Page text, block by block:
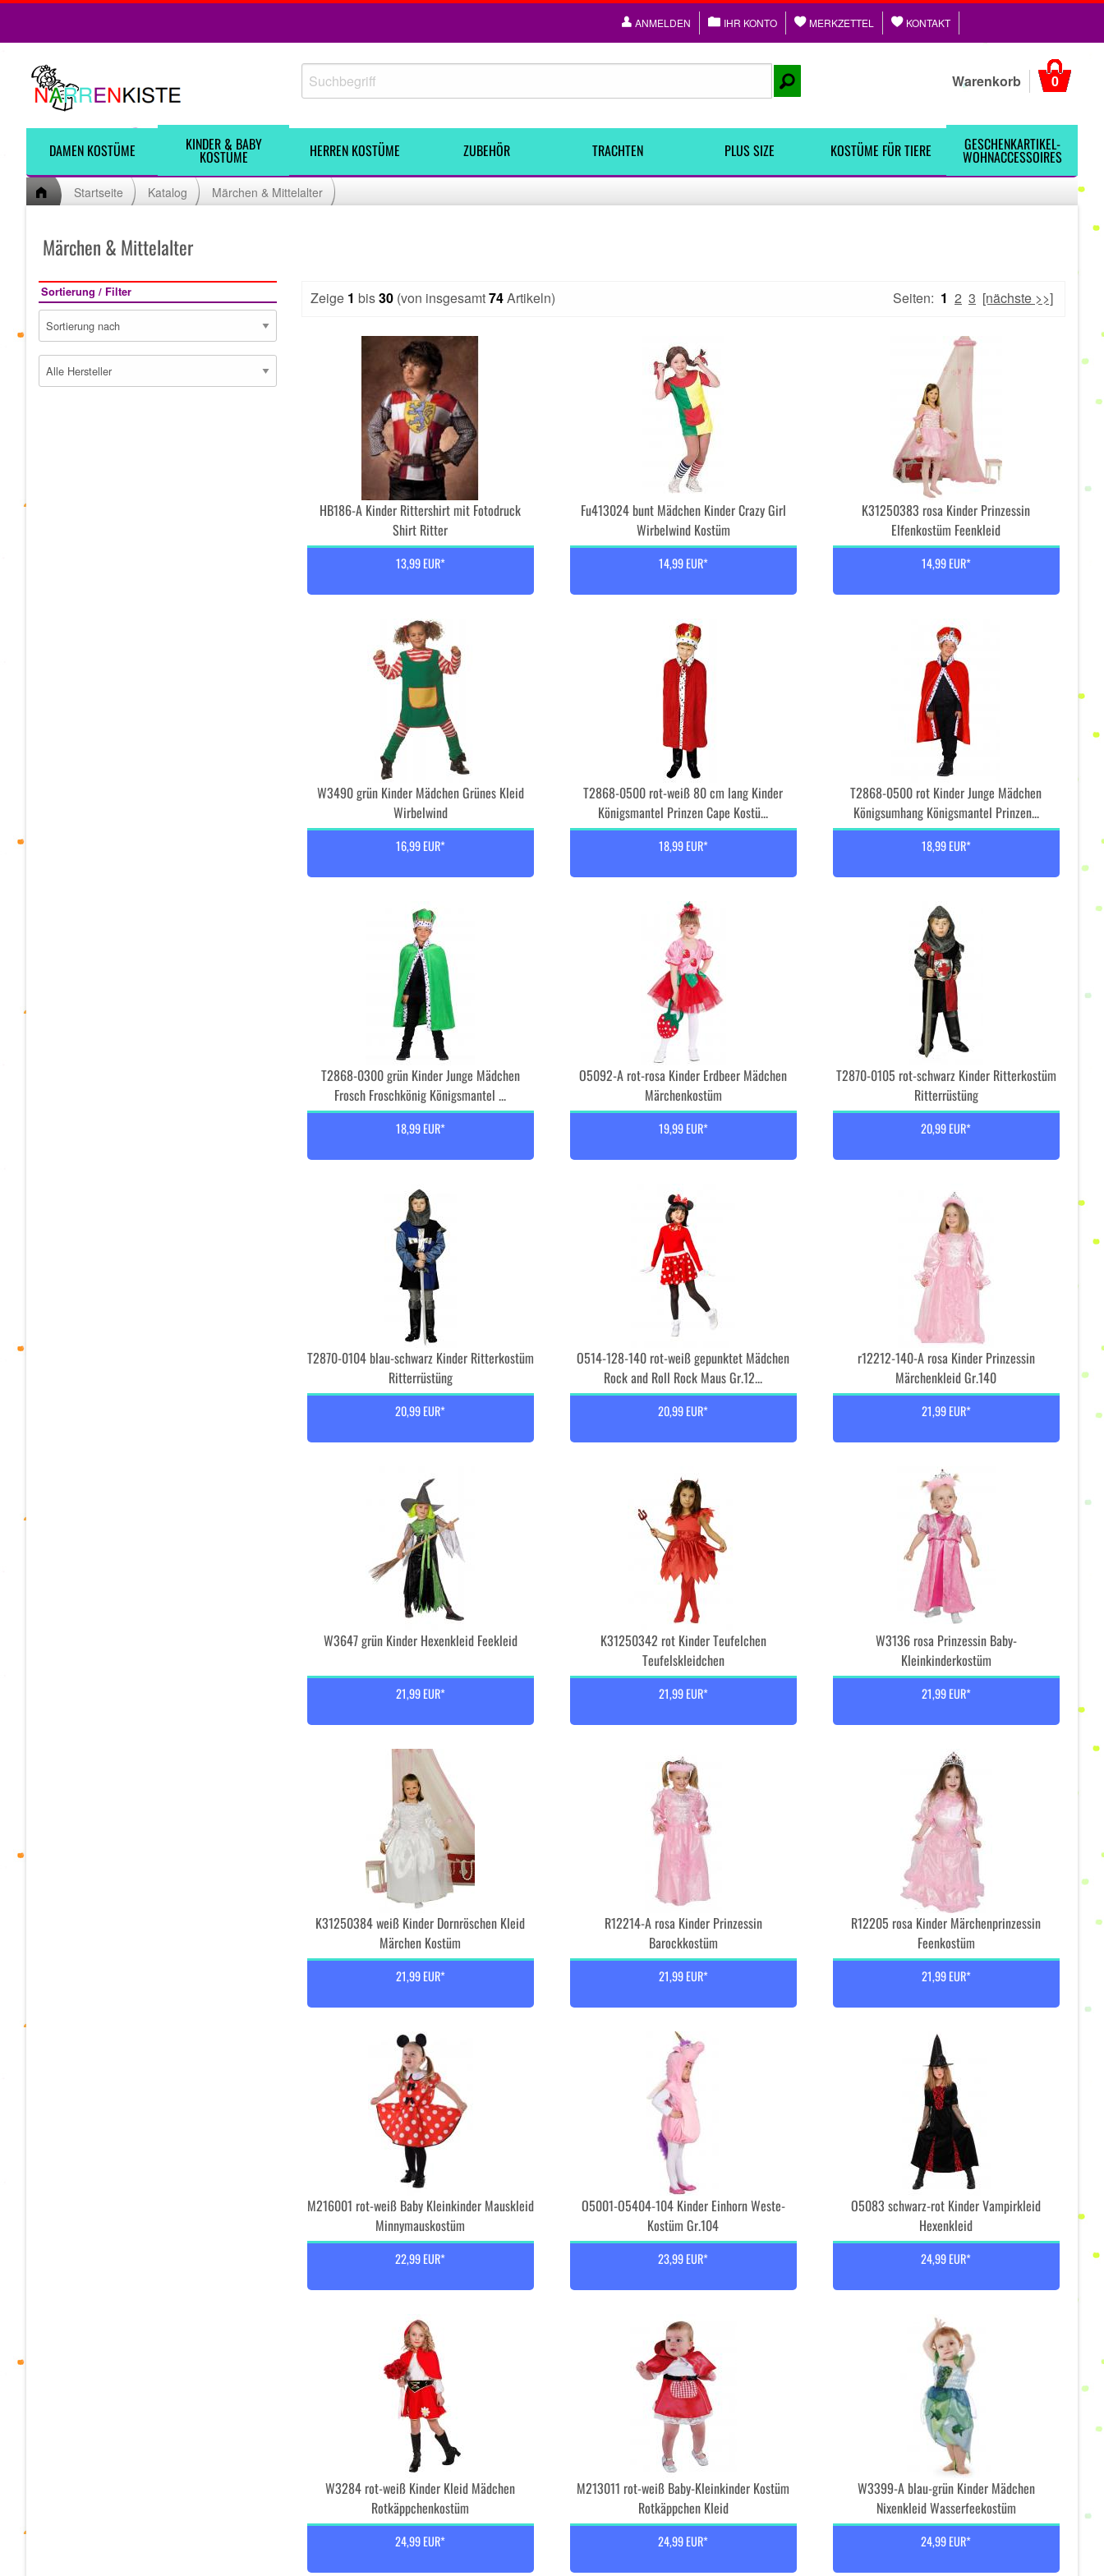
ANMELDEN IHR KONTO MERKZETTEL KONTAKT
Warenkorb 0
DAMEN KOSTÜME KINDER & BABY
KOSTÜME HERREN KOSTÜME ZUBEHÖR TRACHTEN PLUS SIZE KOSTÜME FÜR TIERE GESCHENKARTIKEL-
WOHNACCESSOIRES
Startseite Katalog Märchen & Mittelalter
Märchen & Mittelalter
Sortierung / Filter Zeige 1 bis30 (von insgesamt74Artikeln) Seiten: 1 2 3 [nächste >>]
HB186-A Kinder Rittershirt mit Fotodruck
Shirt Ritter
13,99 EUR*
Fu413024 bunt Mädchen Kinder Crazy Girl
Wirbelwind Kostüm
14,99 EUR*
K31250383 rosa Kinder Prinzessin
Elfenkostüm Feenkleid
14,99 EUR*
W3490 grün Kinder Mädchen Grünes Kleid
Wirbelwind
16,99 EUR*
T2868-0500 rot-weiß 80 cm lang Kinder
Königsmantel Prinzen Cape Kostü...
18,99 EUR*
T2868-0500 rot Kinder Junge Mädchen
Königsumhang Königsmantel Prinzen...
18,99 EUR*
T2868-0300 grün Kinder Junge Mädchen
Frosch Froschkönig Königsmantel ...
18,99 EUR*
O5092-A rot-rosa Kinder Erdbeer Mädchen
Märchenkostüm
19,99 EUR*
T2870-0105 rot-schwarz Kinder Ritterkostüm
Ritterrüstüng
20,99 EUR*
T2870-0104 blau-schwarz Kinder Ritterkostüm
Ritterrüstüng
20,99 EUR*
O514-128-140 rot-weiß gepunktet Mädchen
Rock and Roll Rock Maus Gr.12...
20,99 EUR*
r12212-140-A rosa Kinder Prinzessin
Märchenkleid Gr.140
21,99 EUR*
W3647 grün Kinder Hexenkleid Feekleid
21,99 EUR*
K31250342 rot Kinder Teufelchen
Teufelskleidchen
21,99 EUR*
W3136 rosa Prinzessin Baby-
Kleinkinderkostüm
21,99 EUR*
K31250384 weiß Kinder Dornröschen Kleid
Märchen Kostüm
21,99 EUR*
R12214-A rosa Kinder Prinzessin
Barockkostüm
21,99 EUR*
R12205 rosa Kinder Märchenprinzessin
Feenkostüm
21,99 EUR*
M216001 rot-weiß Baby Kleinkinder Mauskleid
Minnymauskostüm
22,99 EUR*
O5001-O5404-104 Kinder Einhorn Weste-
Kostüm Gr.104
23,99 EUR*
O5083 schwarz-rot Kinder Vampirkleid
Hexenkleid
24,99 EUR*
W3284 rot-weiß Kinder Kleid Mädchen
Rotkäppchenkostüm
24,99 EUR*
M213011 rot-weiß Baby-Kleinkinder Kostüm
Rotkäppchen Kleid
24,99 EUR*
W3399-A blau-grün Kinder Mädchen
Nixenkleid Wasserfeekostüm
24,99 EUR*